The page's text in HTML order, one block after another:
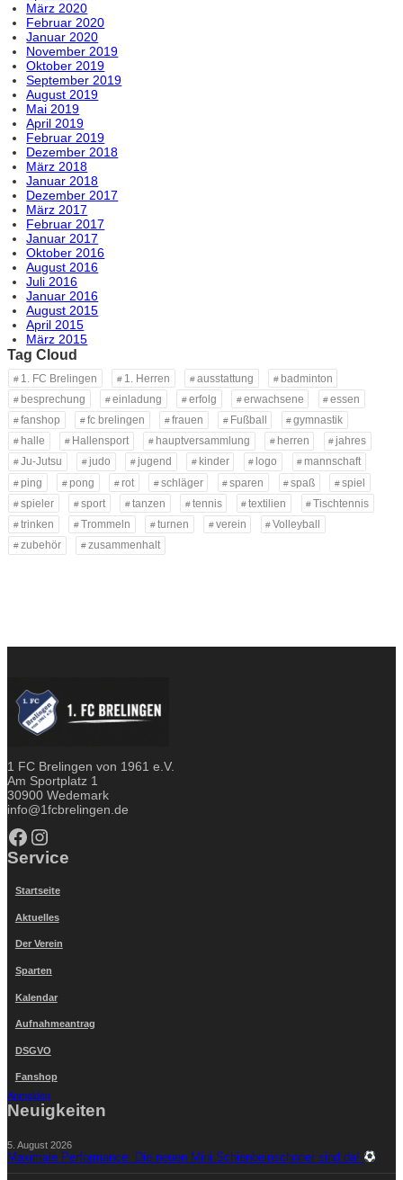
März 2020
Februar 2020
Januar 2020
November 2019
Oktober 2019
September 2019
August 2019
Mai 2019
April 2019
Februar 2019
Dezember 2018
März 2018
Januar 2018
Dezember 2017
März 2017
Februar 2017
Januar 2017
Oktober 2016
August 2016
Juli 2016
Januar 2016
August 2015
April 2015
März 2015
Tag Cloud
1. FC Brelingen 1. Herren ausstattung
badminton
besprechung
einladung erfolg erwachsene
essen
fanshop
fc brelingen frauen Fußball
gymnastik
halle
Hallensport hauptversammlung herren
jahres
Ju-Jutsu
judo jugend kinder logo
mannschaft
ping
pong rot schläger sparen spaß
spiel
spieler
sport tanzen tennis textilien
Tischtennis
trinken
Trommeln turnen verein
Volleyball
zubehör
zusammenhalt
1 FC Brelingen von 1961 e.V.
Am Sportplatz 1
30900 Wedemark
info@1fcbrelingen.de
Facebook Instagram
Service
Startseite
Aktuelles
Der Verein
Sparten
Kalendar
Aufnahmeantrag
DSGVO
Fanshop
Anmelden
Neuigkeiten
5. August 2026
Maximale Performance: Die neuen Mini Schienbeinschoner sind da!